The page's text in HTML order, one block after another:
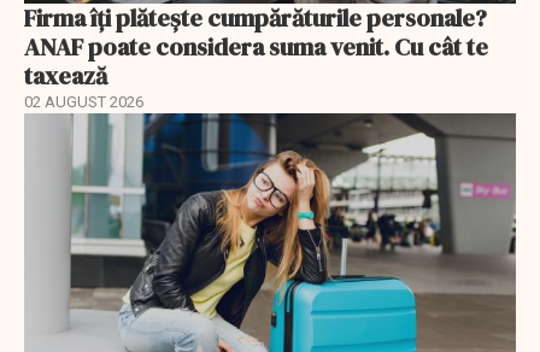
Firma îți plătește cumpărăturile personale?
ANAF poate considera suma venit. Cu cât te
taxează
02 AUGUST 2026